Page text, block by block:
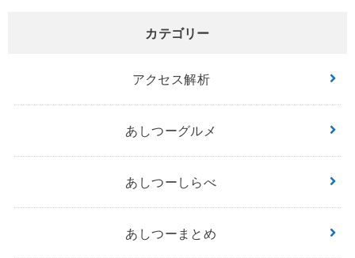
カテゴリー
アクセス解析
あしつーグルメ
あしつーしらべ
あしつーまとめ